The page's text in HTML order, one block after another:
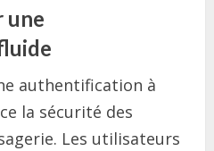
une
authentification à
la sécurité des
Les utilisateurs